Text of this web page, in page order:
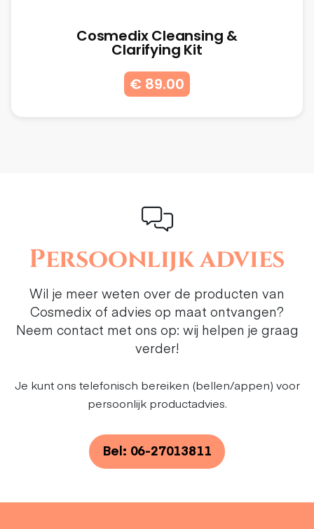
Cosmedix Cleansing &
Clarifying Kit
€ 89.00
Persoonlijk advies
Wil je meer weten over de producten van
Cosmedix of advies op maat ontvangen?
Neem contact met ons op: wij helpen je graag
verder!
Je kunt ons telefonisch bereiken (bellen/appen) voor
persoonlijk productadvies.
Bel: 06-27013811